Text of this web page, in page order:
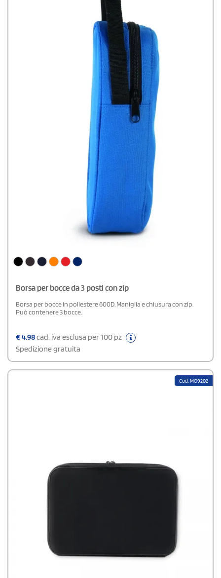
Borsa per bocce da 3 posti con zip
Borsa per bocce in poliestere 600D. Maniglia e chiusura con zip.
Può contenere 3 bocce.
€4,98cad. iva esclusa per 100 pz
Spedizione gratuita
Cod: MO9202